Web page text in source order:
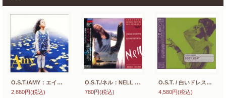
O.S.T./AMY：エイミー 【CD】 日本盤 ニック・バーカー アラーナ・ディ・ローマ 廃盤
2,880円(税込)
O.S.T./ネル：NELL 【CD】日本盤 音楽：マーク・アイシャム
780円(税込)
O.S.T. / 白いドレスの女：BODY HEAT 【CD】 ジョン・バリー 日本盤 廃盤
4,580円(税込)